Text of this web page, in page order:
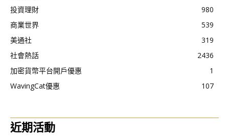
投資理財
980
商業世界
539
美通社
319
社會熱話
2436
加密貨幣平台開戶優惠
1
WavingCat優惠
107
近期活動